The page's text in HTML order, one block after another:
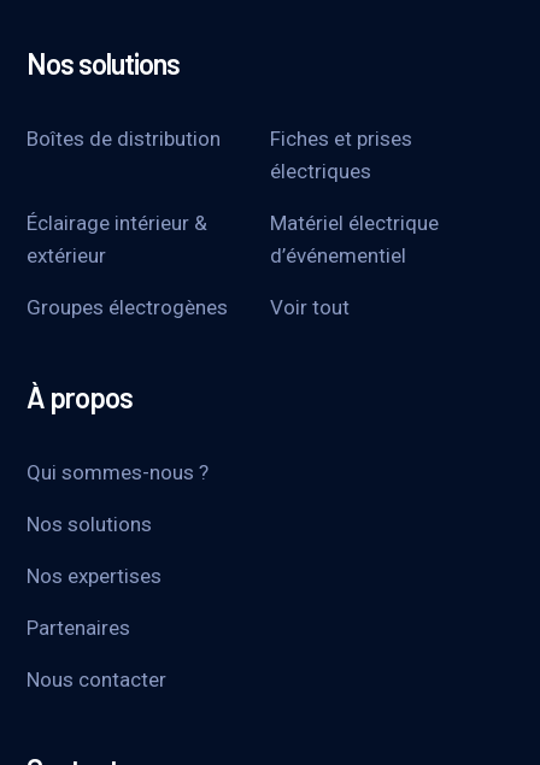
Nos solutions
Boîtes de distribution
Fiches et prises
électriques
Éclairage intérieur &
extérieur
Matériel électrique
d’événementiel
Groupes électrogènes Voir tout
À propos
Qui sommes-nous ?
Nos solutions
Nos expertises
Partenaires
Nous contacter